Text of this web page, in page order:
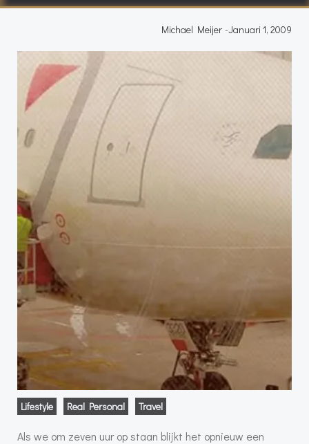
Michael Meijer -Januari 1, 2009
Lifestyle Real Personal Travel
Als we om zeven uur op staan blijkt het opnieuw een